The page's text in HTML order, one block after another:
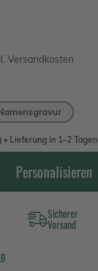
Versandkosten
Lieferung in 1–2 Tagen
Personalisieren
Sicherer
Versand